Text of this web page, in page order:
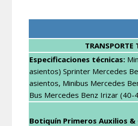
TRANSPORTE
Especificaciones técnicas:
asientos) Sprinter Mercedes
asientos, Minibus Mercedes
Bus Mercedes Benz Irizar (40-
Botiquín Primeros Auxilios &